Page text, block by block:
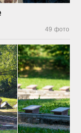
49 фото